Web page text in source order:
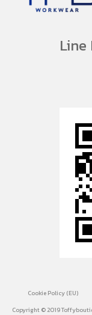
Cookie Policy (EU)
Copyright © 2019